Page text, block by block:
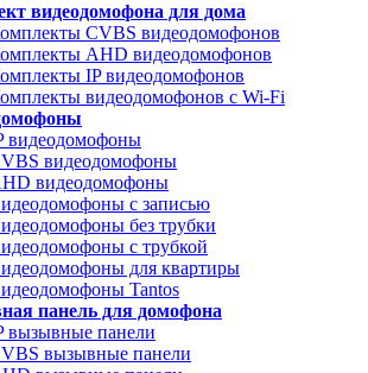
видеодомофона для дома
CVBS видеодомофонов
AHD видеодомофонов
IP видеодомофонов
видеодомофонов с Wi-Fi
видеодомофоны
видеодомофоны
видеодомофоны
с записью
без трубки
с трубкой
для квартиры
Tantos
панель для домофона
вызывные панели
вызывные панели